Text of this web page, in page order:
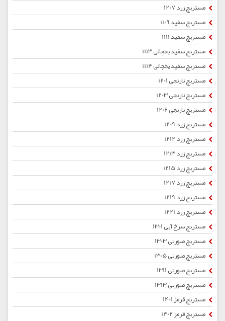
مستربچ زرد 1207
مستربچ سفید 1109
مستربچ سفید 1111
مستربچ سفید یخچالی 1113
مستربچ سفید یخچالی 1114
مستربچ نارنجی 1201
مستربچ نارنجی 1203
مستربچ نارنجی 1206
مستربچ زرد 1209
مستربچ زرد 1212
مستربچ زرد 1213
مستربچ زرد 1215
مستربچ زرد 1217
مستربچ زرد 1219
مستربچ زرد 1221
مستربچ سرخ آبی 1301
مستربچ صورتی 1303
مستربچ صورتی 1305
مستربچ صورتی 1311
مستربچ صورتی 1313
مستربچ قرمز 1401
مستربچ قرمز 1402